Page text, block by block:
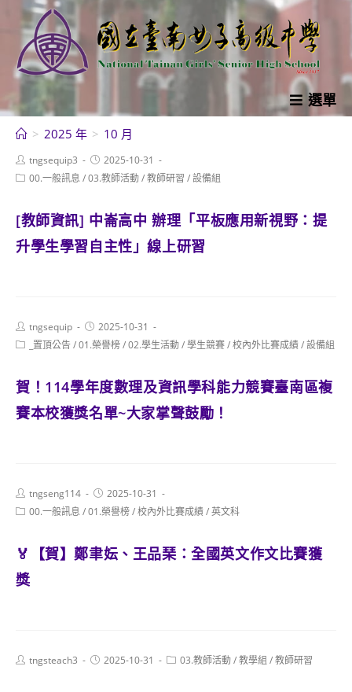
內
選單
> 2025 年 > 10 月
Post
author:
tngsequip3
Post
published:
2025-10-31
Post00.一般訊息 /03.教師活動/教師研習 /設備組
[教師資訊] 中崙高中 辦理「平板應用新視野：提
升學生學習自主性」線上研習
Post
author:
tngsequip
Post
published:
2025-10-31
Post _置頂公告/01.榮譽榜/02.學生活動/學生競賽/校內外比賽成績/設備組
賀！114學年度數理及資訊學科能力競賽臺南區複
賽本校獲獎名單~大家掌聲鼓勵！
Post
author:
tngseng114
Post
published:
2025-10-31
Post00.一般訊息 /01.榮譽榜/校內外比賽成績/英文科
🏅【賀】鄭聿妘、王品琹：全國英文作文比賽獲
獎
Posttngsteach3
Post2025-10-31
Post03.教師活動/教學組 /教師研習